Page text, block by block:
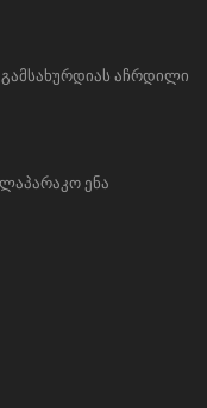
აჩრდილი
ენა